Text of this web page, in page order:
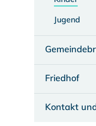
Jugend
Friedhof
Kontakt